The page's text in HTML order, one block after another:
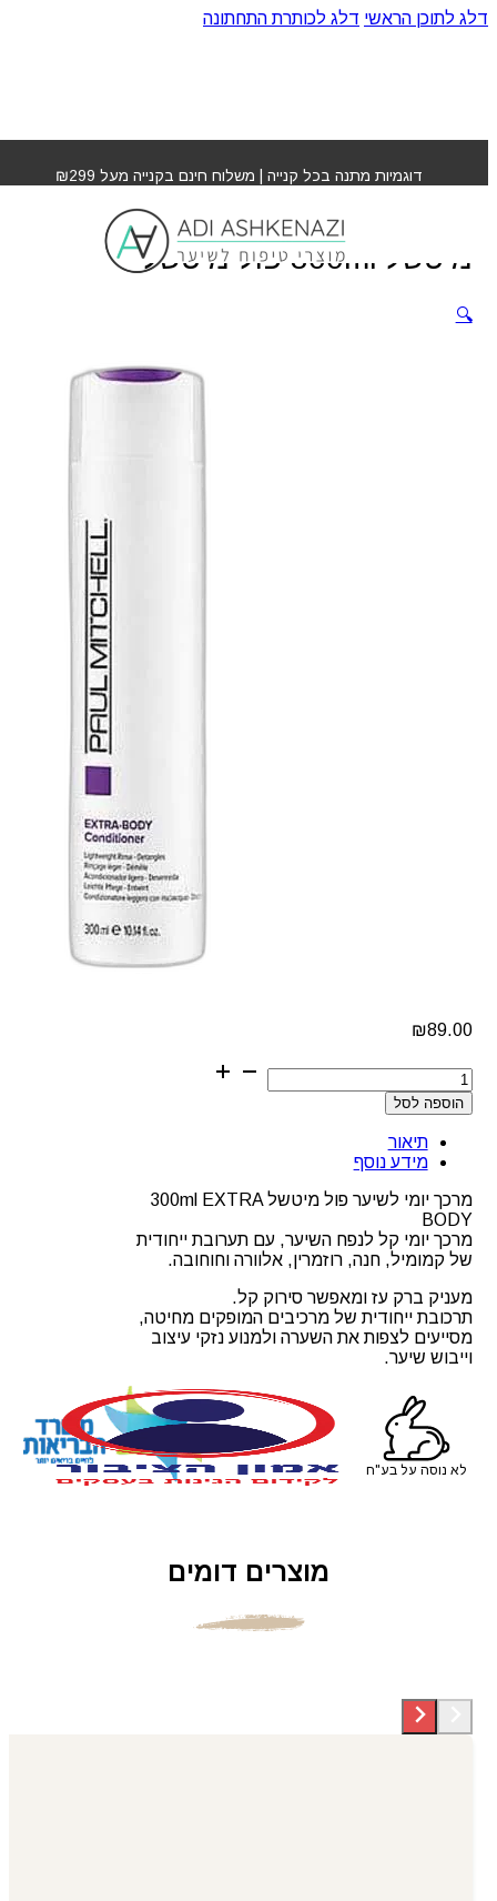
דלג לתוכן הראשי דלג לכותרת התחתונה
דוגמיות מתנה בכל קנייה | משלוח חינם בקנייה מעל ₪299מיטשל
מרכך יומי לשיער פול
מיטשל 300ml פול מיטשל
🔍
₪89.00
כמות
של
מרכך
לשיער
300ml
פול
מיטשל
הוספה לסל
תיאור
מידע נוסף
מרכך יומי לשיער פול מיטשל 300ml EXTRA
BODY
מרכך יומי קל לנפח השיער, עם תערובת ייחודית
של קמומיל, חנה, רוזמרין, אלוורה וחוחובה.
מעניק ברק עז ומאפשר סירוק קל.
תרכובת ייחודית של מרכיבים המופקים מחיטה,
מסייעים לצפות את השערה ולמנוע נזקי עיצוב
וייבוש שיער.
לא נוסה על בע"ח
מוצרים דומים